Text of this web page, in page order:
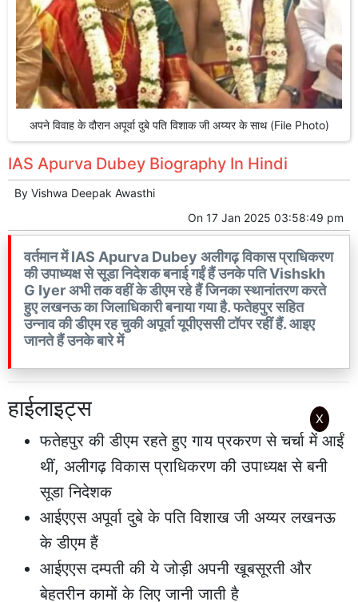
अपने विवाह के दौरान अपूर्वा दुबे पति विशाक जी अय्यर के साथ (File Photo)
IAS Apurva Dubey Biography In Hindi
By Vishwa Deepak Awasthi
On 17 Jan 2025 03:58:49 pm
वर्तमान में IAS Apurva Dubey अलीगढ़ विकास प्राधिकरण
की उपाध्यक्ष से सूडा निदेशक बनाई गईं हैं उनके पति Vishskh
G Iyer अभी तक वहीं के डीएम रहे हैं जिनका स्थानांतरण करते
हुए लखनऊ का जिलाधिकारी बनाया गया है. फतेहपुर सहित
उन्नाव की डीएम रह चुकी अपूर्वा यूपीएससी टॉपर रहीं हैं. आइए
जानते हैं उनके बारे में
हाईलाइट्स
फतेहपुर की डीएम रहते हुए गाय प्रकरण से चर्चा में आईं
थीं, अलीगढ़ विकास प्राधिकरण की उपाध्यक्ष से बनी
सूडा निदेशक
आईएएस अपूर्वा दुबे के पति विशाख जी अय्यर लखनऊ
के डीएम हैं
आईएएस दम्पती की ये जोड़ी अपनी खूबसूरती और
बेहतरीन कामों के लिए जानी जाती है
X